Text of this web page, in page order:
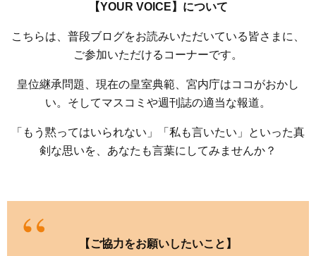
【YOUR VOICE】について
こちらは、普段ブログをお読みいただいている皆さまに、
ご参加いただけるコーナーです。
皇位継承問題、現在の皇室典範、宮内庁はココがおかし
い。そしてマスコミや週刊誌の適当な報道。
「もう黙ってはいられない」「私も言いたい」といった真
剣な思いを、あなたも言葉にしてみませんか？
【ご協力をお願いしたいこと】